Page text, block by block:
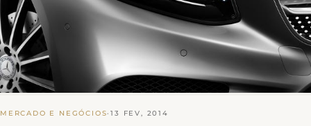
MERCADO E NEGÓCIOS·13 FEV, 2014